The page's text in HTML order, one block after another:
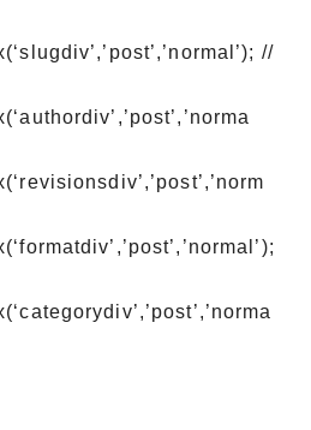
//